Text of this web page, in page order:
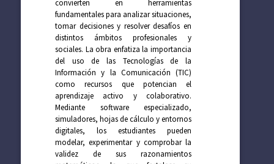
convierten en herramientas
fundamentales para analizar situaciones,
tomar decisiones y resolver desafíos en
distintos ámbitos profesionales y
sociales. La obra enfatiza la importancia
del uso de las Tecnologías de la
Información y la Comunicación (TIC)
como recursos que potencian el
aprendizaje activo y colaborativo.
Mediante software especializado,
simuladores, hojas de cálculo y entornos
digitales, los estudiantes pueden
modelar, experimentar y comprobar la
validez de sus razonamientos